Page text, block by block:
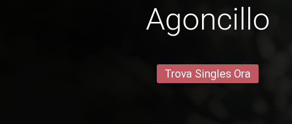
Agoncillo
Trova Singles Ora